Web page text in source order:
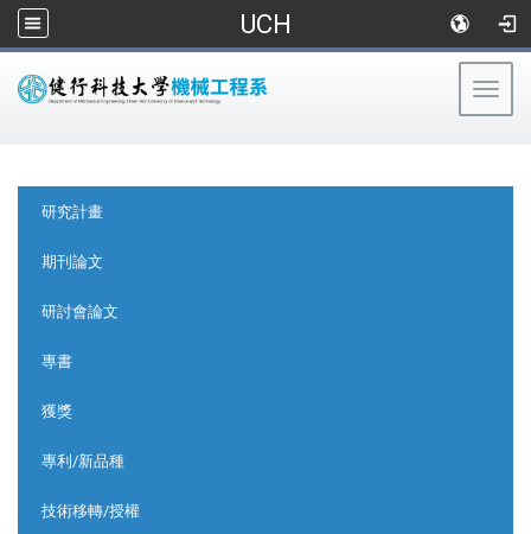
UCH
研究計畫
期刊論文
研討會論文
專書
獲獎
專利/新品種
技術移轉/授權